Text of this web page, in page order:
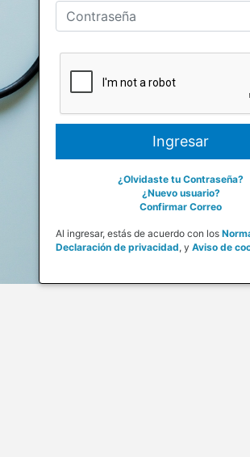
¿Olvidaste tu Contraseña?
¿Nuevo usuario?
Confirmar Correo
Al ingresar, estás de acuerdo con los
Declaración de privacidad, y Aviso de